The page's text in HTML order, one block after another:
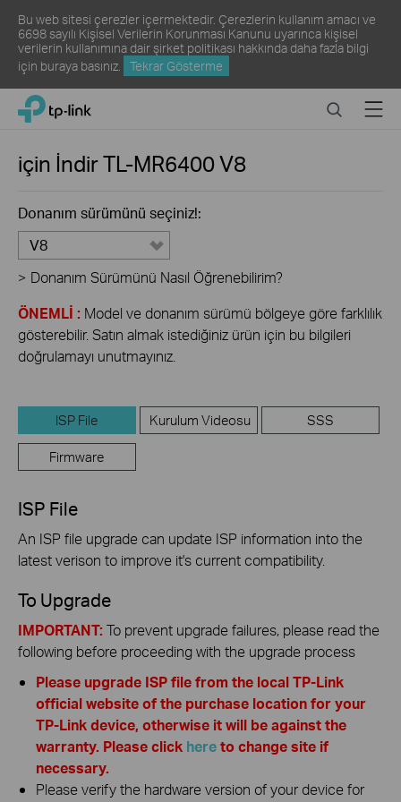
Bu web sitesi çerezler içermektedir. Çerezlerin kullanım amacı ve
6698 sayılı Kişisel Verilerin Korunması Kanunu uyarınca kişisel
verilerin kullanımına dair şirket politikası hakkında daha fazla bilgi
için buraya basınız. Tekrar Gösterme
Click
navigation
TP-Link, Reliably Smart SearchMenu
için İndirTL-MR6400V8
Donanım sürümünü seçiniz!:
V8
> Donanım Sürümünü Nasıl Öğrenebilirim?
ÖNEMLİ : Model ve donanım sürümü bölgeye göre farklılık
gösterebilir. Satın almak istediğiniz ürün için bu bilgileri
doğrulamayı unutmayınız.
ISP File Kurulum Videosu SSS
Firmware
ISP File
An ISP file upgrade can update ISP information into the
latest verison to improve it's current compatibility.
To Upgrade
IMPORTANT: To prevent upgrade failures, please read the
following before proceeding with the upgrade process
Please upgrade ISP file from the local TP-Link
official website of the purchase location for your
TP-Link device, otherwise it will be against the
warranty. Please click hereto change site if
necessary.
Please verify the hardware version of your device for